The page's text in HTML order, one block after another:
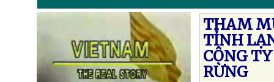
THAM
TỈNH
CÔNG
RỪNG